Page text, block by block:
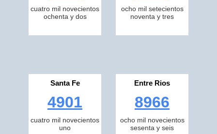
cuatro mil novecientos
ochenta y dos
ocho mil setecientos
noventa y tres
Santa Fe
4901
cuatro mil novecientos
uno
Entre Rios
8966
ocho mil novecientos
sesenta y seis